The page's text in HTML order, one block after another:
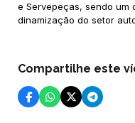
e Servepeças, sendo um
dinamização do setor
Compartilhe este